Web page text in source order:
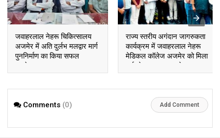
जवाहरलाल नेहरू चिकित्सालय
अजमेर में अति दुर्लभ मलद्वार मार्ग
पुननिर्माण का किया सफल
राज्य स्तरीय अगंदान जागरुकता
कार्यक्रम में जवाहरलाल नेहरू
मेडिकल कॉलेज अजमेर को मिला
पुरस्कार
Comments (0) Add Comment